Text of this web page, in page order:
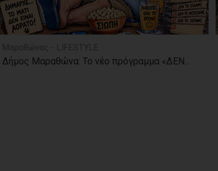
Δήμος Μαραθώνα: Το νέο πρόγραμμα «ΔΕΝ...